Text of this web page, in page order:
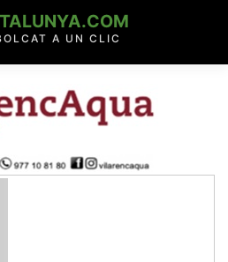
A UN CLIC